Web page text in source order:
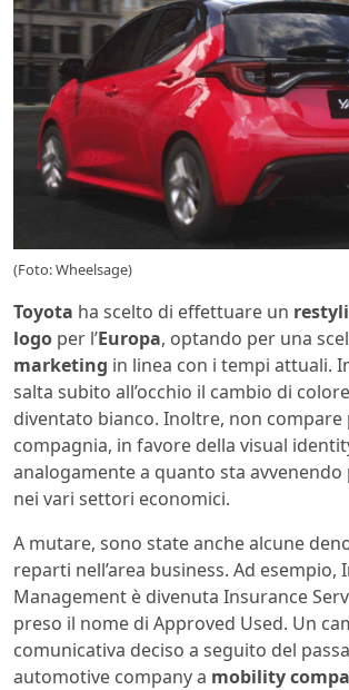
(Foto: Wheelsage)
Toyota ha scelto di effettuare un
logo per l’Europa, optando per una
marketing in linea con i tempi attuali.
salta subito all’occhio il cambio di
diventato bianco. Inoltre, non compare
compagnia, in favore della visual
analogamente a quanto sta avvenendo
nei vari settori economici.
A mutare, sono state anche alcune
reparti nell’area business. Ad esempio,
Management è divenuta Insurance
preso il nome di Approved Used. Un
comunicativa deciso a seguito del
automotive company a mobility